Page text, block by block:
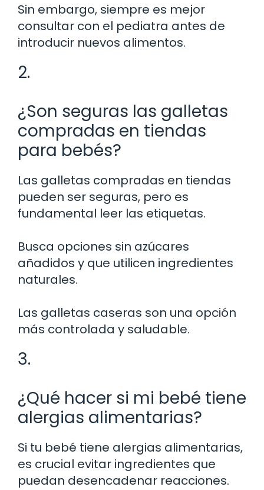
Sin embargo, siempre es mejor
consultar con el pediatra antes de
introducir nuevos alimentos.
2.
¿Son seguras las galletas
compradas en tiendas
para bebés?
Las galletas compradas en tiendas
pueden ser seguras, pero es
fundamental leer las etiquetas.
Busca opciones sin azúcares
añadidos y que utilicen ingredientes
naturales.
Las galletas caseras son una opción
más controlada y saludable.
3.
¿Qué hacer si mi bebé tiene
alergias alimentarias?
Si tu bebé tiene alergias alimentarias,
es crucial evitar ingredientes que
puedan desencadenar reacciones.